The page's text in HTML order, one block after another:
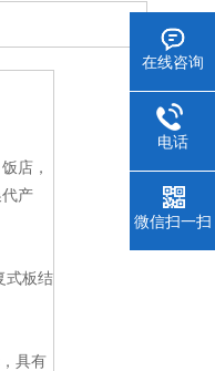
店，
产
式板结
具有
在线咨询
电话
微信扫一扫